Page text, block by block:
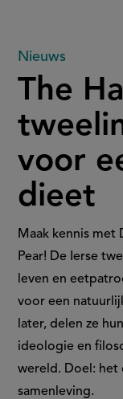
The
Happy
Pear:
de
tweeling
die
koos
voor
een
Nieuws
The
voor
dieet
Maak kennis met
Pear! De Ierse
leven en
voor een
later, delen ze
ideologie en
wereld. Doel: het
samenleving.